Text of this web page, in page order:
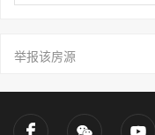
举报该房源